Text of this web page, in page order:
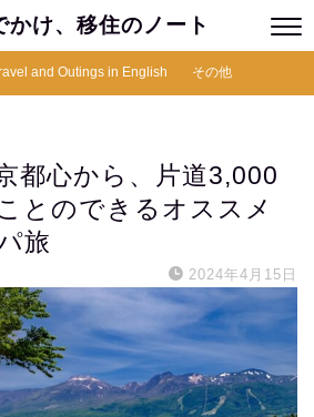
かけ、移住のノート
and Outings in English その他
都心から、片道3,000
とのできるオススメ
旅
2024年4月15日